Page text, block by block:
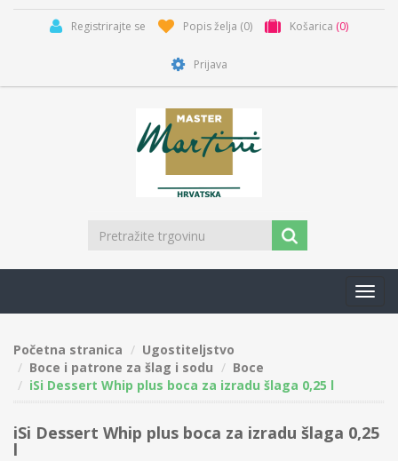
Registrirajte se Popis želja (0) Košarica (0)
Prijava
Početna stranica
Ugostiteljstvo
Boce i patrone za šlag i sodu
Boce
iSi Dessert Whip plus boca za izradu šlaga 0,25 l
iSi Dessert Whip plus boca za izradu šlaga 0,25
l